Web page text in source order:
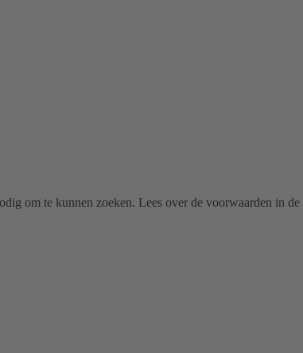
om te kunnen zoeken. Lees over de voorwaarden in de